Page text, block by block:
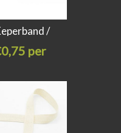
/
per